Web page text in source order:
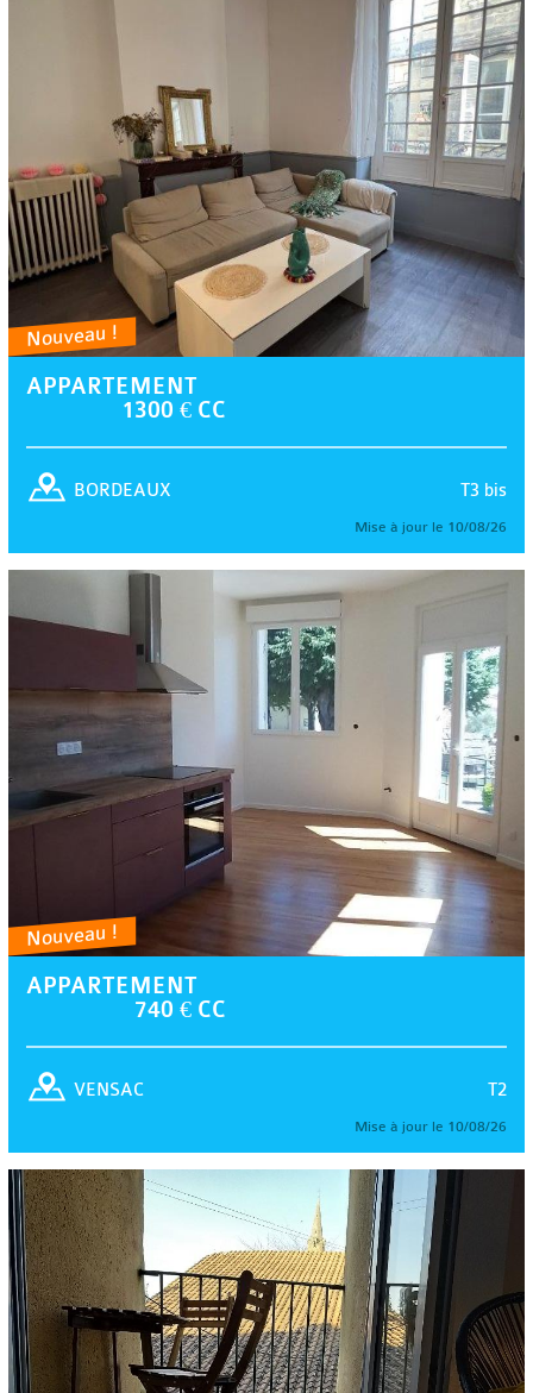
Nouveau !
APPARTEMENT
1300 € CC
T3 bis
BORDEAUX
Mise à jour le 10/08/26
Nouveau !
APPARTEMENT
740 € CC
T2
VENSAC
Mise à jour le 10/08/26